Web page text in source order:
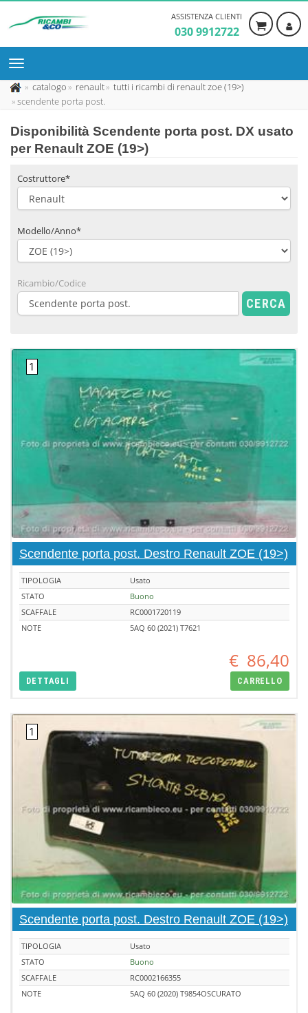
ASSISTENZA CLIENTI
030 9912722
catalogo renault
tutti i ricambi di renault zoe (19>)
scendente porta post.
Disponibilità Scendente porta post. DX usato
per Renault ZOE (19>)
Costruttore*
Modello/Anno*
Ricambio/Codice
CERCA
Scendente porta post. Destro Renault ZOE (19>)
TIPOLOGIA
Usato
STATO
Buono
SCAFFALE
RC0001720119
NOTE
5AQ 60 (2021) T7621
€ 86,40
DETTAGLI CARRELLO
Scendente porta post. Destro Renault ZOE (19>)
TIPOLOGIA
Usato
STATO
Buono
SCAFFALE
RC0002166355
NOTE
5AQ 60 (2020) T9854OSCURATO